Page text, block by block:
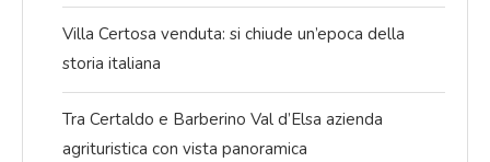
Villa Certosa venduta: si chiude un’epoca della
storia italiana
Tra Certaldo e Barberino Val d’Elsa azienda
agrituristica con vista panoramica